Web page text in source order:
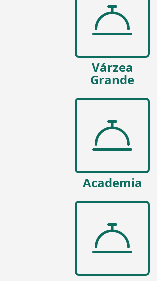
Várzea
Grande
Academia